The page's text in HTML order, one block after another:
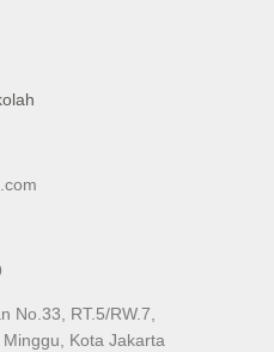
No.33, RT.5/RW.7,
Kota Jakarta